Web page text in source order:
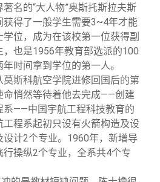
名的“大人物”奥斯托斯拉夫斯
得了一般学生需要3~4年才能
位，成为在该校第一位获得副
也是1956年教育部选派的100
时间拿到学位的第一人。
莫斯科航空学院进修回国后的第
命悄然等待着他去完成——创建
系——中国宇航工程科技教育的
程系起初只设有火箭构造及设
计2个专业。1960年，新增导
操纵2个专业，全系共4个专